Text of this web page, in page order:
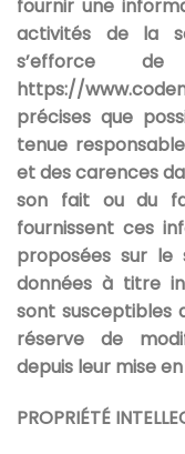
fournir une
activités de la
s’efforce
https://
précises que
tenue
et des carences
son fait ou du
fournissent ces
proposées sur le
données à titre
sont susceptibles
réserve de
depuis leur mise
PROPRIÉTÉ